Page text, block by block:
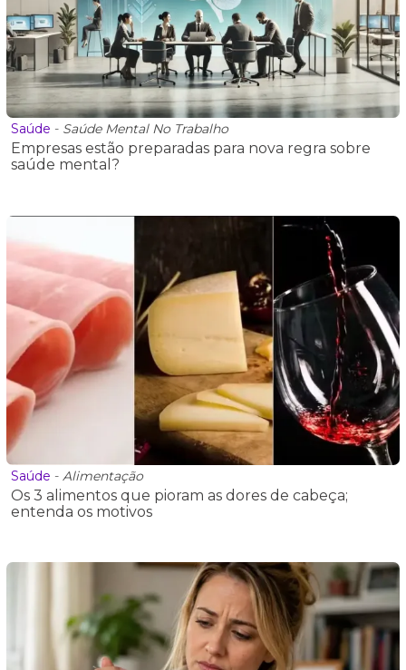
Saúde - Saúde Mental No Trabalho
Empresas estão preparadas para nova regra sobre
saúde mental?
Saúde - Alimentação
Os 3 alimentos que pioram as dores de cabeça;
entenda os motivos